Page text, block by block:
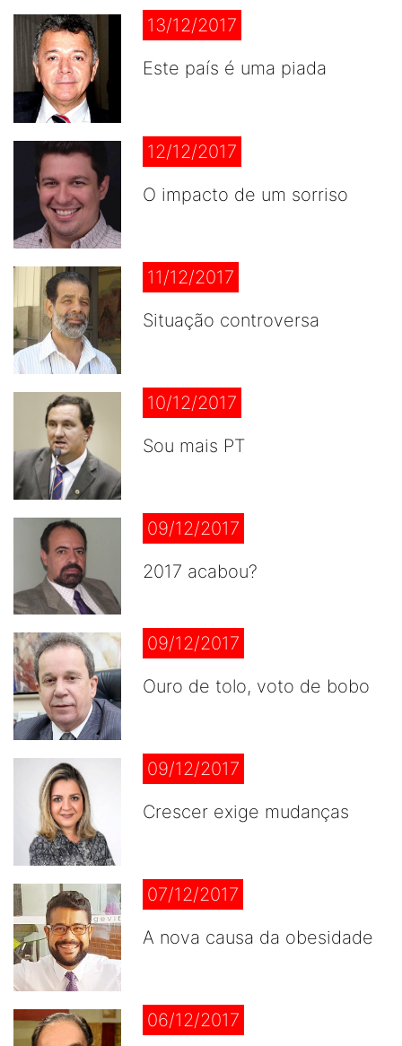
13/12/2017
Este país é uma piada
12/12/2017
O impacto de um sorriso
11/12/2017
Situação controversa
10/12/2017
Sou mais PT
09/12/2017
2017 acabou?
09/12/2017
Ouro de tolo, voto de bobo
09/12/2017
Crescer exige mudanças
07/12/2017
A nova causa da obesidade
06/12/2017